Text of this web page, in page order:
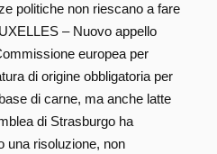
politiche non riescano a fare
– Nuovo appello
europea per
di origine obbligatoria per
di carne, ma anche latte
di Strasburgo ha
una risoluzione, non